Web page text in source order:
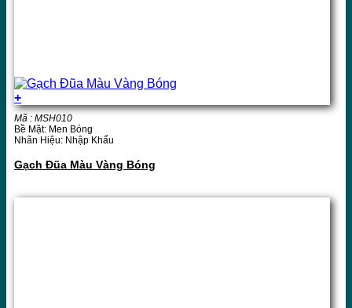
+
Mã : MSH010
Bề Mặt: Men Bóng
Nhãn Hiệu: Nhập Khẩu
Gạch Đũa Màu Vàng Bóng